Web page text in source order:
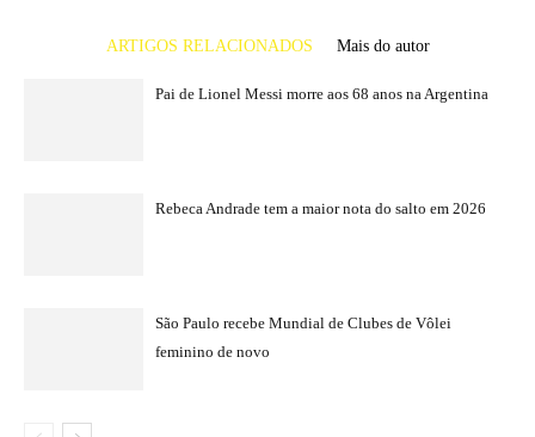
ARTIGOS RELACIONADOS Mais do autor
Pai de Lionel Messi morre aos 68 anos na Argentina
Rebeca Andrade tem a maior nota do salto em 2026
São Paulo recebe Mundial de Clubes de Vôlei
feminino de novo